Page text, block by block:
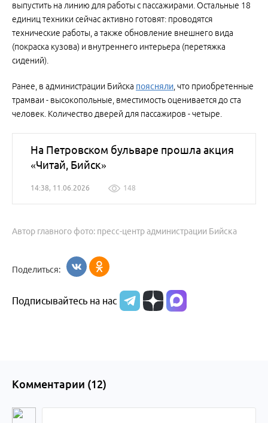
выпустить на линию для работы с пассажирами. Остальные 18
единиц техники сейчас активно готовят: проводятся
технические работы, а также обновление внешнего вида
(покраска кузова) и внутреннего интерьера (перетяжка
сидений).
Ранее, в администрации Бийска поясняли, что приобретенные
трамваи - высокопольные, вместимость оценивается до ста
человек. Количество дверей для пассажиров - четыре.
На Петровском бульваре прошла акция
«Читай, Бийск»
14:38, 11.06.2026 148
Автор главного фото: пресс-центр администрации Бийска
Поделиться:
Подписывайтесь на нас
Комментарии (12)